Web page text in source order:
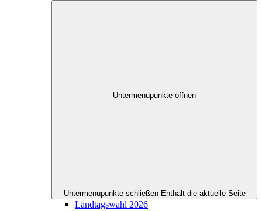
Untermenüpunkte öffnen
Untermenüpunkte schließen Enthält die aktuelle Seite
Landtagswahl 2026